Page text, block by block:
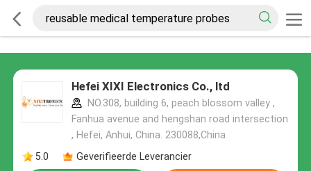
Hefei XIXI Electronics Co., ltd
NO.308, building 6, peach blossom valley ,
Fanhua avenue and hengshan road intersection
, Hefei, Anhui, China. 230088,China
5.0
Geverifieerde Leverancier